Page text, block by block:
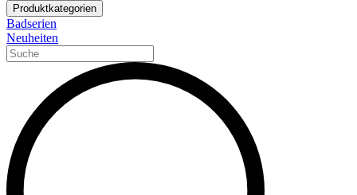
Produktkategorien
Badserien
Neuheiten